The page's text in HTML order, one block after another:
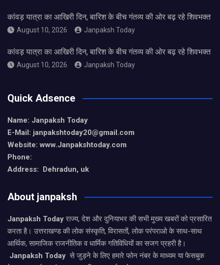
कांवड़ यात्रा का आखिरी दिन, बारिश के बीच गंतव्य की ओर बढ़ रहे शिवभक्त
August 10, 2026 Janpaksh Today
कांवड़ यात्रा का आखिरी दिन, बारिश के बीच गंतव्य की ओर बढ़ रहे शिवभक्त
August 10, 2026 Janpaksh Today
Quick Adsence
Name: Janpaksh Today
E-Mail: janpakshtoday20@gmail.com
Website: www.Janpakshtoday.com
Phone:
Address: Dehradun, uk
About janpaksh
Janpaksh Todayराज्य, देश और दुनियाभर की सभी मुख्य खबरों को प्रसारित
करता है। उत्तराखण्ड की लोक संस्कृति, विरासतों, लोक परंपराओ के साथ-साथ
आर्थिक, सामाजिक राजनीतिक व धार्मिक गतिविधियों का सजग प्रहरी है।
Janpaksh Today से जुड़ने के लिए हमारे फोन नंबर के माध्यम या फेसबुक